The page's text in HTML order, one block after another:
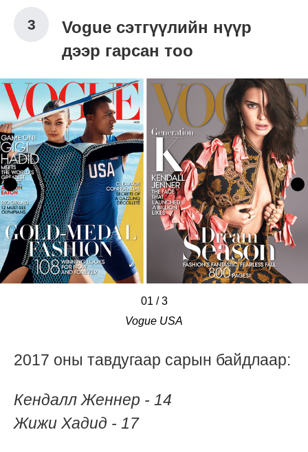
Vogue сэтгүүлийн нүүр
дээр гарсан тоо
01 / 3
Vogue USA
//
2017 оны тавдугаар сарын байдлаар:
Кендалл Женнер - 14
Жижи Хадид - 17